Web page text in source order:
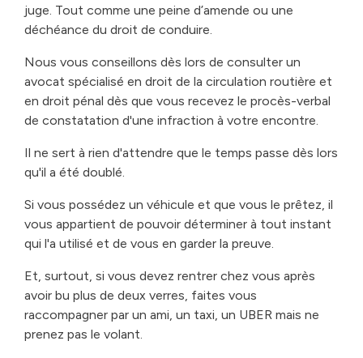
juge. Tout comme une peine d’amende ou une
déchéance du droit de conduire.
Nous vous conseillons dès lors de consulter un
avocat spécialisé en droit de la circulation routière et
en droit pénal dès que vous recevez le procès-verbal
de constatation d'une infraction à votre encontre.
Il ne sert à rien d'attendre que le temps passe dès lors
qu'il a été doublé.
Si vous possédez un véhicule et que vous le prêtez, il
vous appartient de pouvoir déterminer à tout instant
qui l'a utilisé et de vous en garder la preuve.
Et, surtout, si vous devez rentrer chez vous après
avoir bu plus de deux verres, faites vous
raccompagner par un ami, un taxi, un UBER mais ne
prenez pas le volant.